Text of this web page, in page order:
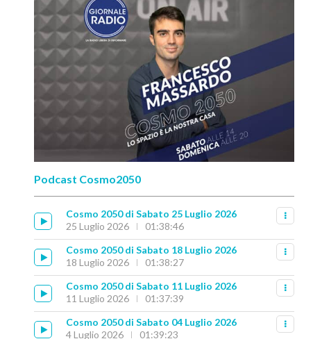
Podcast Cosmo2050
Cosmo 2050 di Sabato 25 Luglio 2026
25 Luglio 2026
01:38:46
Cosmo 2050 di Sabato 18 Luglio 2026
18 Luglio 2026
01:38:27
Cosmo 2050 di Sabato 11 Luglio 2026
11 Luglio 2026
01:37:39
Cosmo 2050 di Sabato 04 Luglio 2026
4 Luglio 2026
01:39:23